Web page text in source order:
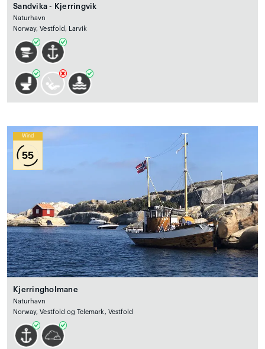
Sandvika - Kjerringvik
Naturhavn
Norway, Vestfold, Larvik
Wind
55
Kjerringholmane
Naturhavn
Norway, Vestfold og Telemark, Vestfold